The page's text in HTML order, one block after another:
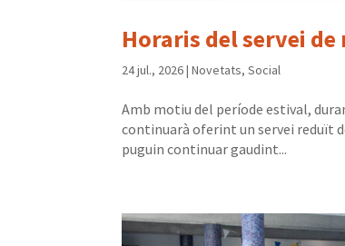
Horaris del servei
24 jul., 2026|Novetats,Social
Amb motiu del període estival,
continuarà oferint un servei reduït
puguin continuar gaudint...